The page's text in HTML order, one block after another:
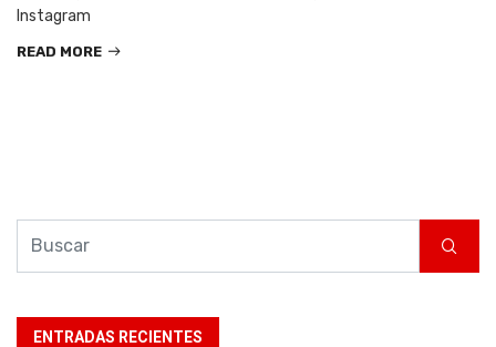
Instagram
READ MORE
ENTRADAS RECIENTES